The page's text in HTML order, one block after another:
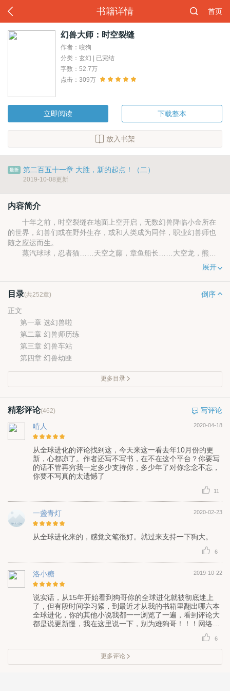
书籍详情 首页
幻兽大师：时空裂缝
作者：咬狗
分类：玄幻 | 已完结
字数：52.7万
点击：309万
立即阅读 下载整本
放入书架
第二百五十一章 大胜，新的起点！（二）
2019-10-08更新
内容简介
十年之前，时空裂缝在地面上空开启，无数幻兽降临小金所在
的世界，幻兽们或在野外生存，或和人类成为同伴，职业幻兽师也
随之应运而生。
蒸汽球球，忍者猫……天空之藤，章鱼船长……大空龙，熊臭
妙征程。
展开
目录(共252章)
倒序
正文
第一章 选幻兽啦
第二章 幻兽师历练
第三章 幻兽车站
第四章 幻兽劫匪
更多目录
精彩评论(462)
写评论
啃人
2020-04-18
从全球进化的评论找到这，今天来这一看去年10月份的更
新，心都凉了。作者还写不写书，在不在这个平台？你要写
的话不管再穷我一定多少支持你，多少年了对你念念不忘，
你要不写真的太遗憾了
11
一盏青灯 2020-02-23
从全球进化来的，感觉文笔很好。就过来支持一下狗大。
6
洛小糖 2019-10-22
说实话，从15年开始看到狗哥你的全球进化就被彻底迷上
了，但有段时间学习紧，到最近才从我的书箱里翻出哪六本
全球进化，你的其他小说我都一一浏览了一遍，看到评论大
都是说更新慢，我在这里说一下，别为难狗哥！！！网络小
6
更多评论